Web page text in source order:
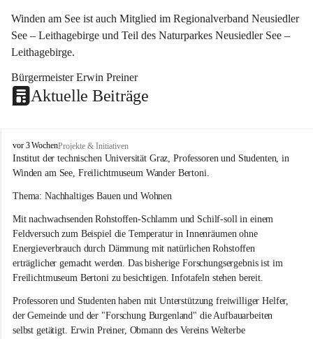
Winden am See ist auch Mitglied im Regionalverband Neusiedler
See – Leithagebirge und Teil des Naturparkes Neusiedler See –
Leithagebirge.
Bürgermeister Erwin Preiner
Aktuelle Beiträge
W
i
n
e
a
m
S
e
e
vor 3 WochenProjekte & Initiativen
Institut der technischen Universität Graz, Professoren und Studenten, in
Winden am See, Freilichtmuseum Wander Bertoni.
Thema: Nachhaltiges Bauen und Wohnen
Mit nachwachsenden Rohstoffen-Schlamm und Schilf-soll in einem
Feldversuch zum Beispiel die Temperatur in Innenräumen ohne
Energieverbrauch durch Dämmung mit natürlichen Rohstoffen
erträglicher gemacht werden. Das bisherige Forschungsergebnis ist im
Freilichtmuseum Bertoni zu besichtigen. Infotafeln stehen bereit.
Professoren und Studenten haben mit Unterstützung freiwilliger Helfer,
der Gemeinde und der "Forschung Burgenland" die Aufbauarbeiten
selbst getätigt. Erwin Preiner, Obmann des Vereins Welterbe